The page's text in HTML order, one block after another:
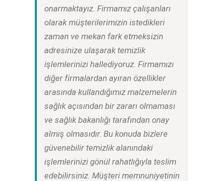
onarmaktayız. Firmamız çalışanları
olarak müşterilerimizin istedikleri
zaman ve mekan fark etmeksizin
adresinize ulaşarak temizlik
işlemlerinizi hallediyoruz. Firmamızı
diğer firmalardan ayıran özellikler
arasında kullandığımız malzemelerin
sağlık açısından bir zararı olmaması
ve sağlık bakanlığı tarafından onay
almış olmasıdır. Bu konuda bizlere
güvenebilir temizlik alanındaki
işlemlerinizi gönül rahatlığıyla teslim
edebilirsiniz. Müşteri memnuniyetinin